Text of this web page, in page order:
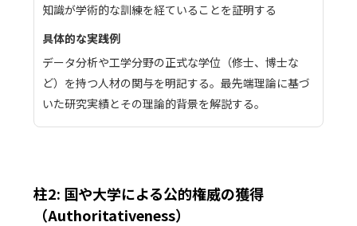
知識が学術的な訓練を経ていることを証明する
データ分析や工学分野の正式な学位（修士、博士な
ど）を持つ人材の関与を明記する。最先端理論に基づ
いた研究実績とその理論的背景を解説する。
柱2: 国や大学による公的権威の獲得
（Authoritativeness）